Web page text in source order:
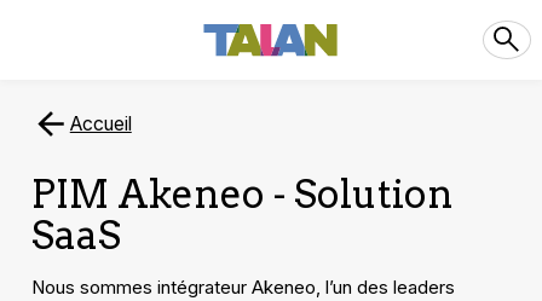
Accueil
PIM Akeneo - Solution
SaaS
Nous sommes intégrateur Akeneo, l’un des leaders